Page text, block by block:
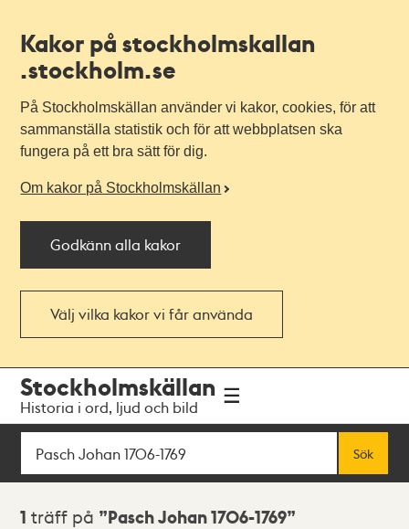
Kakor på stockholmskallan
.stockholm.se
På Stockholmskällan använder vi kakor, cookies, för att
sammanställa statistik och för att webbplatsen ska
fungera på ett bra sätt för dig.
Om kakor på Stockholmskällan
Godkänn alla kakor
Välj vilka kakor vi får använda
navigationen
huvudinnehållet
Stockholmskällan
Historia i ord, ljud och bild
Sök
Sök
Sökresultat
1 träff på Pasch Johan 1706-1769